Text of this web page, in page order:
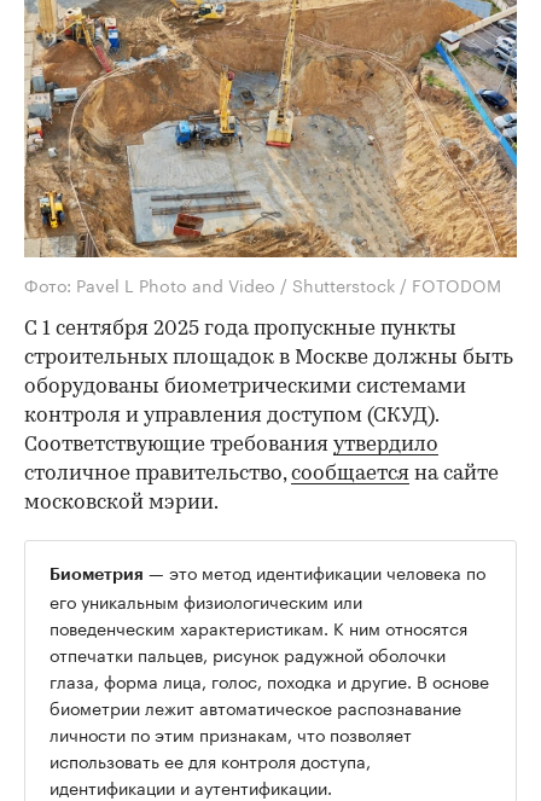
Фото: Pavel L Photo and Video / Shutterstock / FOTODOM
С 1 сентября 2025 года пропускные пункты
строительных площадок в Москве должны быть
оборудованы биометрическими системами
контроля и управления доступом (СКУД).
Соответствующие требования утвердило
столичное правительство,сообщается на сайте
московской мэрии.
Биометрия — это метод идентификации человека по
его уникальным физиологическим или
поведенческим характеристикам. К ним относятся
отпечатки пальцев, рисунок радужной оболочки
глаза, форма лица, голос, походка и другие. В основе
биометрии лежит автоматическое распознавание
личности по этим признакам, что позволяет
использовать ее для контроля доступа,
идентификации и аутентификации.